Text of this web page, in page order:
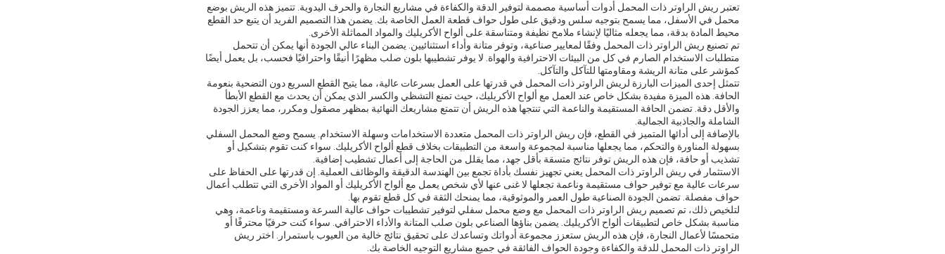
تعتبر ريش الراوتر ذات المحمل أدوات أساسية مصممة لتوفير الدقة والكفاءة في مشاريع النجارة والحرف اليدوية. تتميز هذه الريش بوضع
محمل في الأسفل، مما يسمح بتوجيه سلس ودقيق على طول حواف قطعة العمل الخاصة بك. يضمن هذا التصميم الفريد أن يتبع حد القطع
محيط المادة بدقة، مما يجعله مثاليًا لإنشاء ملامح نظيفة ومتناسقة على ألواح الأكريليك والمواد المماثلة الأخرى.
تم تصنيع ريش الراوتر ذات المحمل وفقًا لمعايير صناعية، وتوفر متانة وأداء استثنائيين. يضمن البناء عالي الجودة أنها يمكن أن تتحمل
متطلبات الاستخدام الصارم في كل من البيئات الاحترافية والهواة. لا يوفر تشطيبها بلون صلب مظهرًا أنيقًا واحترافيًا فحسب، بل يعمل أيضًا
كمؤشر على متانة الريشة ومقاومتها للتآكل والتآكل.
تتمثل إحدى الميزات البارزة لريش الراوتر ذات المحمل في قدرتها على العمل بسرعات عالية، مما يتيح القطع السريع دون التضحية بنعومة
الحافة. هذه الميزة مفيدة بشكل خاص عند العمل مع ألواح الأكريليك، حيث تمنع التشظي والكسر الذي يمكن أن يحدث مع القطع الأبطأ
والأقل دقة. تضمن الحافة المستقيمة والناعمة التي تنتجها هذه الريش أن تتمتع مشاريعك النهائية بمظهر مصقول ومكرر، مما يعزز الجودة
الشاملة والجاذبية الجمالية.
بالإضافة إلى أدائها المتميز في القطع، فإن ريش الراوتر ذات المحمل متعددة الاستخدامات وسهلة الاستخدام. يسمح وضع المحمل السفلي
بسهولة المناورة والتحكم، مما يجعلها مناسبة لمجموعة واسعة من التطبيقات بخلاف قطع ألواح الأكريليك. سواء كنت تقوم بتشكيل أو
تشذيب أو حافة، فإن هذه الريش توفر نتائج متسقة بأقل جهد، مما يقلل من الحاجة إلى أعمال تشطيب إضافية.
الاستثمار في ريش الراوتر ذات المحمل يعني تجهيز نفسك بأداة تجمع بين الهندسة الدقيقة والوظائف العملية. إن قدرتها على الحفاظ على
سرعات عالية مع توفير حواف مستقيمة وناعمة تجعلها لا غنى عنها لأي شخص يعمل مع ألواح الأكريليك أو المواد الأخرى التي تتطلب أعمال
حواف مفصلة. تضمن الجودة الصناعية طول العمر والموثوقية، مما يمنحك الثقة في كل قطع تقوم بها.
لتلخيص ذلك، تم تصميم ريش الراوتر ذات المحمل مع وضع محمل سفلي لتوفير تشطيبات حواف عالية السرعة ومستقيمة وناعمة، وهي
مناسبة بشكل خاص لتطبيقات ألواح الأكريليك. يضمن بناؤها الصناعي بلون صلب المتانة والأداء الاحترافي. سواء كنت حرفيًا محترفًا أو
متحمسًا لأعمال النجارة، فإن هذه الريش ستعزز مجموعة أدواتك وتساعدك على تحقيق نتائج خالية من العيوب باستمرار. اختر ريش
الراوتر ذات المحمل للدقة والكفاءة وجودة الحواف الفائقة في جميع مشاريع التوجيه الخاصة بك.